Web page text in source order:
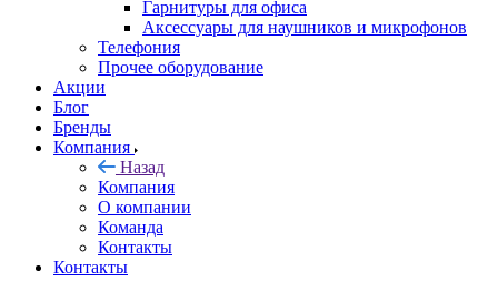
Гарнитуры для офиса
Аксессуары для наушников и микрофонов
Телефония
Прочее оборудование
Акции
Блог
Бренды
Компания
Назад
Компания
О компании
Команда
Контакты
Контакты